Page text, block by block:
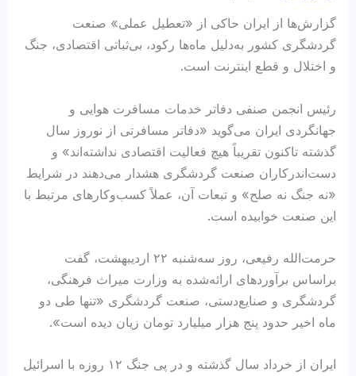
گزارش‌ها از ایران حاکی از «تعطیل عملی» صنعت
گردشگری کشور به‌دلیل ماه‌ها رکود، بی‌ثباتی اقتصادی، جنگ
و اختلال و قطع اینترنت است.
رئیس انجمن صنفی دفاتر خدمات مسافرت هوایی و
جهانگردی ایران می‌گوید «دفاتر مسافرتی از نوروز سال
گذشته تاکنون تقریباً هیچ فعالیت اقتصادی نداشته‌اند» و
دست‌اندرکاران صنعت گردشگری هشدار می‌دهند در شرایط
«نه جنگ نه صلح» و تبعات آن، عملاً کسب‌و‌کارهای مرتبط با
این صنعت خوابیده است.
حرمت‌الله رفیعی، روز سه‌شنبه ۲۲ اردیبهشت، گفت
براساس برآوردهای ارائه‌شده به وزارت میراث‌ فرهنگی،
گردشگری و صنایع‌دستی، صنعت گردشگری «تنها طی دو
ماه اخیر حدود پنج هزار میلیارد تومان زیان دیده است».
ایران از خرداد سال گذشته و در پی جنگ ۱۲ روزه با اسرائیل